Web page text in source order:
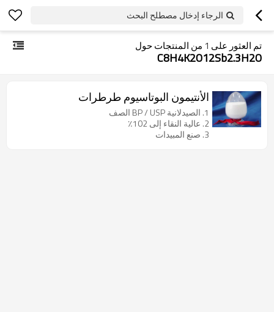
الرجاء إدخال مصطلح البحث
تم العثور على 1 من المنتجات حول
C8H4K2O12Sb2.3H2O
الأنتيمون البوتاسيوم طرطرات
1. الصيدلانية BP / USP الصف
2. عالية النقاء إلى 102٪
3. صنع المبيدات